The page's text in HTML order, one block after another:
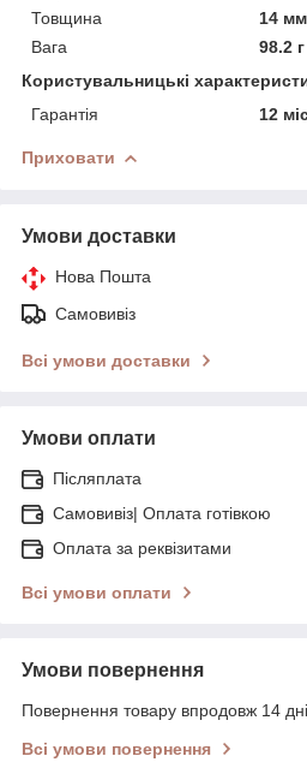
Товщина
14 мм
Вага
98.2 г
Користувальницькі
Гарантія
12
Приховати
Умови доставки
Нова Пошта
Самовивіз
Всі умови доставки
Умови оплати
Післяплата
Самовивіз| Оплата готівкою
Оплата за реквізитами
Всі умови оплати
Умови повернення
Повернення товару впродовж 14
Всі умови повернення